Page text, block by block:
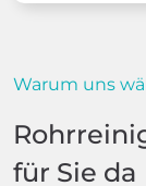
Warum uns
für Sie da